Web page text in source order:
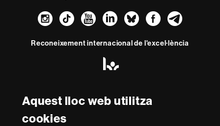
Aquest lloc web utilitza
cookies
Instagram
TikTokYouTube
LinkedIn
Bluesky
Reconeixement internacional de l'excel·lència
-
Euraxess
Amb el finançament de